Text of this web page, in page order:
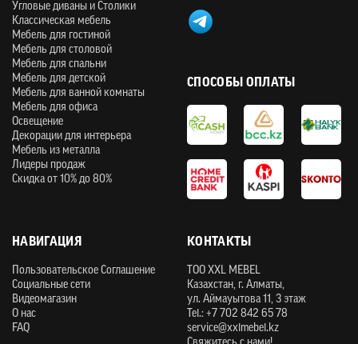
Угловые диваны и Столики
Классическая мебель
Мебель для гостиной
Мебель для столовой
Мебель для спальни
Мебель для детской
Мебель для ванной комнаты
Мебель для офиса
Освещение
Декорации для интерьера
Мебель из металла
Лидеры продаж
Скидка от 10% до 80%
НАВИГАЦИЯ
Пользовательское Соглашение
Социальные сети
Видеомагазин
О нас
FAQ
СПОСОБЫ ОПЛАТЫ
КОНТАКТЫ
ТOO XXL MEBEL
Казахстан, г. Алматы,
ул. Аймауытова 11, 3 этаж
Tel.: +7 702 842 65 78
service@xxlmebel.kz